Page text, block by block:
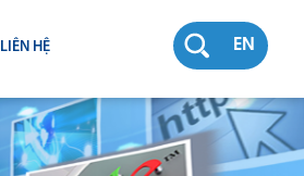
EN
LIÊN HỆ